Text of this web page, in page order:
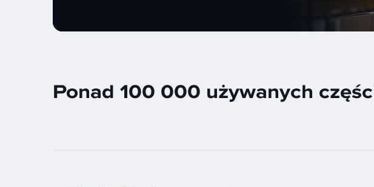
Ponad 100 000 używanych